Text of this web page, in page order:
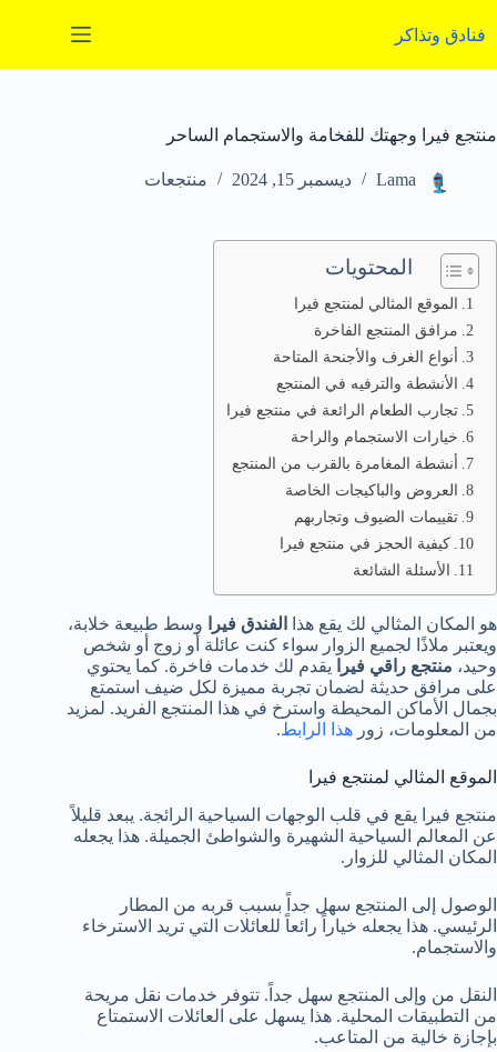
إلى
المحتوى
فنادق وتذاكر
منتجع فيرا وجهتك للفخامة والاستجمام الساحر
Lama ديسمبر 15, 2024 منتجعات
المحتويات
الموقع المثالي لمنتجع فيرا
مرافق المنتجع الفاخرة
أنواع الغرف والأجنحة المتاحة
الأنشطة والترفيه في المنتجع
تجارب الطعام الرائعة في منتجع فيرا
خيارات الاستجمام والراحة
أنشطة المغامرة بالقرب من المنتجع
العروض والباكيجات الخاصة
تقييمات الضيوف وتجاربهم
كيفية الحجز في منتجع فيرا
الأسئلة الشائعة
هو المكان المثالي لك يقع هذا الفندق فيرا
وسط طبيعة خلابة،
ويعتبر ملاذًا لجميع الزوار سواء كنت عائلة أو زوج أو شخص
وحيد، منتجع راقي فيرا
يقدم لك خدمات فاخرة. كما يحتوي
على مرافق حديثة لضمان تجربة مميزة لكل ضيف استمتع
بجمال الأماكن المحيطة واسترخ في هذا المنتجع الفريد. لمزيد
من المعلومات، زور هذا الرابط.
الموقع المثالي لمنتجع فيرا
منتجع فيرا يقع في قلب الوجهات السياحية الرائجة. يبعد قليلاً
عن المعالم السياحية الشهيرة والشواطئ الجميلة. هذا يجعله
المكان المثالي للزوار.
الوصول إلى المنتجع سهل جداً بسبب قربه من المطار
الرئيسي. هذا يجعله خياراً رائعاً للعائلات التي تريد الاسترخاء
والاستجمام.
النقل من وإلى المنتجع سهل جداً. تتوفر خدمات نقل مريحة
من التطبيقات المحلية. هذا يسهل على العائلات الاستمتاع
بإجازة خالية من المتاعب.